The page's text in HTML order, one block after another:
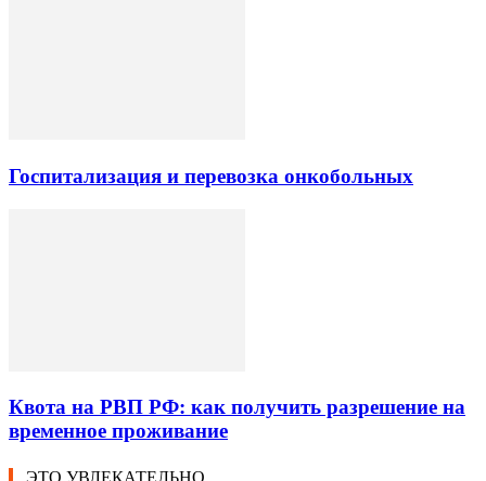
Госпитализация и перевозка онкобольных
Квота на РВП РФ: как получить разрешение на
временное проживание